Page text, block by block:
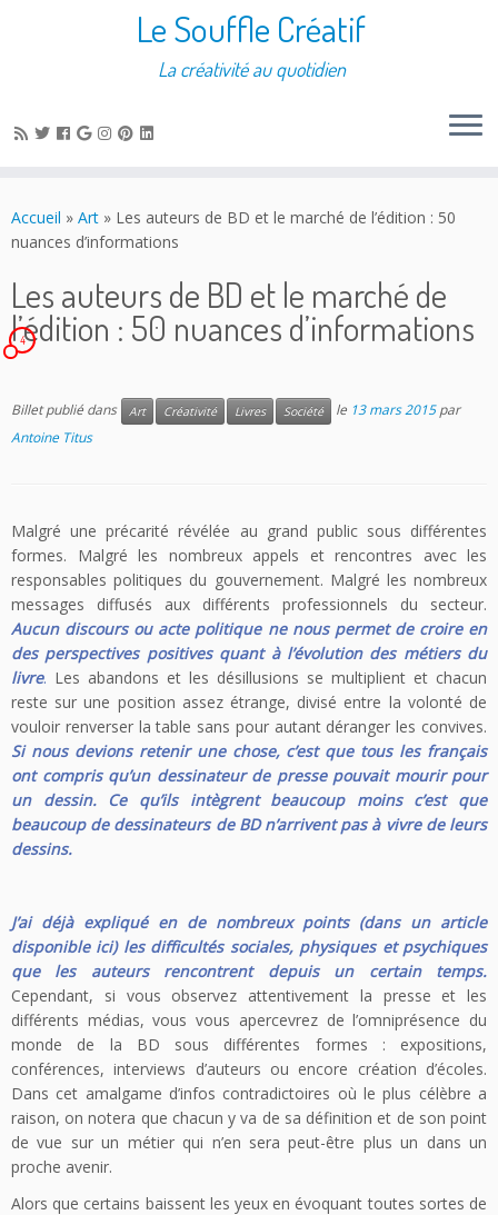
Le Souffle Créatif
La créativité au quotidien
Accueil » Art » Les auteurs de BD et le marché de l’édition : 50
nuances d’informations
Les auteurs de BD et le marché de
l’édition : 50 nuances d’informations
4
Billet publié dans Art Créativité Livres Société le 13 mars 2015 par
Antoine Titus
Malgré une précarité révélée au grand public sous différentes
formes. Malgré les nombreux appels et rencontres avec les
responsables politiques du gouvernement. Malgré les nombreux
messages diffusés aux différents professionnels du secteur.
Aucun discours ou acte politique ne nous permet de croire en
des perspectives positives quant à l’évolution des métiers du
livre. Les abandons et les désillusions se multiplient et chacun
reste sur une position assez étrange, divisé entre la volonté de
vouloir renverser la table sans pour autant déranger les convives.
Si nous devions retenir une chose, c’est que tous les français
ont compris qu’un dessinateur de presse pouvait mourir pour
un dessin. Ce qu’ils intègrent beaucoup moins c’est que
beaucoup de dessinateurs de BD n’arrivent pas à vivre de leurs
dessins.
J’ai déjà expliqué en de nombreux points (dans un article
disponible ici)les difficultés sociales, physiques et psychiques
que les auteurs rencontrent depuis un certain temps.
Cependant, si vous observez attentivement la presse et les
différents médias, vous vous apercevrez de l’omniprésence du
monde de la BD sous différentes formes : expositions,
conférences, interviews d’auteurs ou encore création d’écoles.
Dans cet amalgame d’infos contradictoires où le plus célèbre a
raison, on notera que chacun y va de sa définition et de son point
de vue sur un métier qui n’en sera peut-être plus un dans un
proche avenir.
Alors que certains baissent les yeux en évoquant toutes sortes de